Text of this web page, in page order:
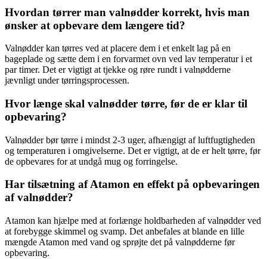
Hvordan tørrer man valnødder korrekt, hvis man
ønsker at opbevare dem længere tid?
Valnødder kan tørres ved at placere dem i et enkelt lag på en
bageplade og sætte dem i en forvarmet ovn ved lav temperatur i et
par timer. Det er vigtigt at tjekke og røre rundt i valnødderne
jævnligt under tørringsprocessen.
Hvor længe skal valnødder tørre, før de er klar til
opbevaring?
Valnødder bør tørre i mindst 2-3 uger, afhængigt af luftfugtigheden
og temperaturen i omgivelserne. Det er vigtigt, at de er helt tørre, før
de opbevares for at undgå mug og forringelse.
Har tilsætning af Atamon en effekt på opbevaringen
af valnødder?
Atamon kan hjælpe med at forlænge holdbarheden af valnødder ved
at forebygge skimmel og svamp. Det anbefales at blande en lille
mængde Atamon med vand og sprøjte det på valnødderne før
opbevaring.